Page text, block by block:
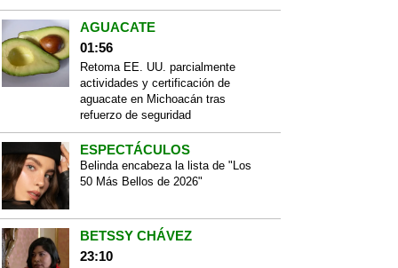
AGUACATE
01:56
Retoma EE. UU. parcialmente
actividades y certificación de
aguacate en Michoacán tras
refuerzo de seguridad
ESPECTÁCULOS
Belinda encabeza la lista de "Los
50 Más Bellos de 2026"
BETSSY CHÁVEZ
23:10